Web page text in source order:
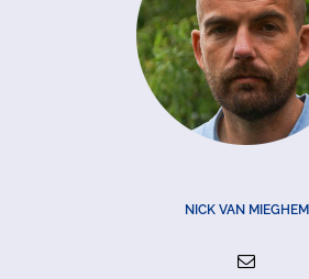
NICK VAN MIEGHEM